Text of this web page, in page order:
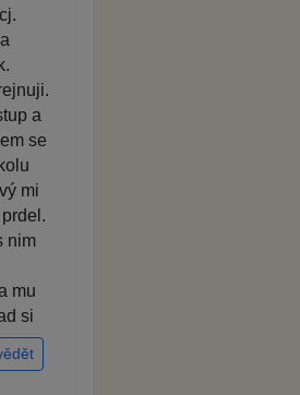
a
se
mi
nim
mu
si